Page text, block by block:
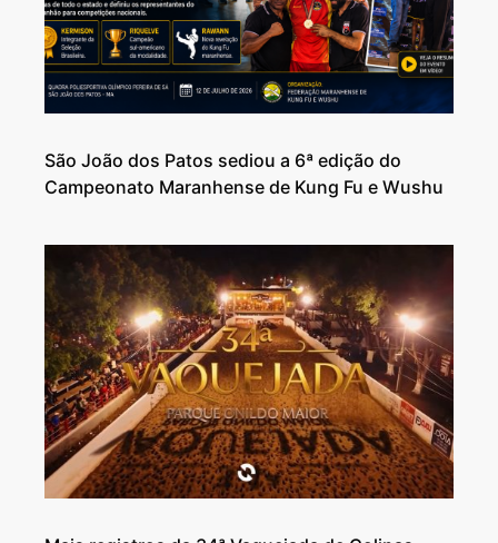
São João dos Patos sediou a 6ª edição do
Campeonato Maranhense de Kung Fu e Wushu